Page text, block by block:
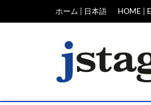
ホーム | 日本語 HOME |